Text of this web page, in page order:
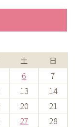
土 日
6
7
13
14
20
21
27
28